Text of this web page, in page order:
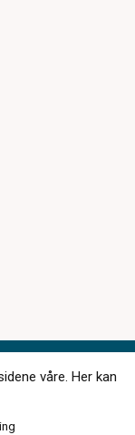
våre. Her kan